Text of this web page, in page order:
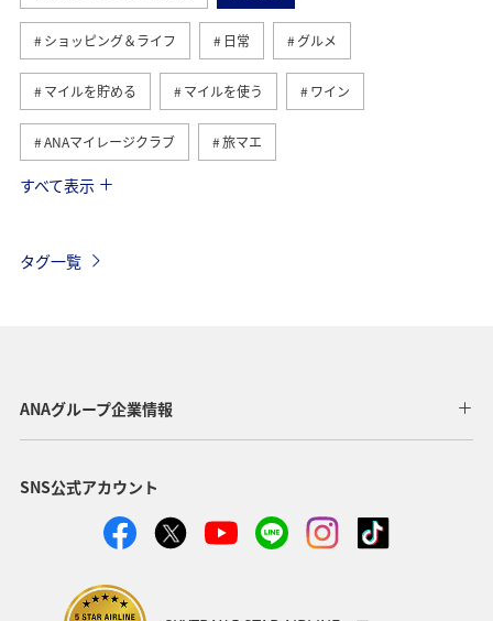
ショッピング＆ライフ 日常 グルメ
マイルを貯める マイルを使う ワイン
ANAマイレージクラブ 旅マエ
A-style秋特集
ANAのオンラインショップ イタリア 記念日
宮城県 北海道
東北地方
ANAの取り組み（サステナブル、社会貢献）
すべて表示
タグ一覧
ANAグループ企業情報
SNS公式アカウント